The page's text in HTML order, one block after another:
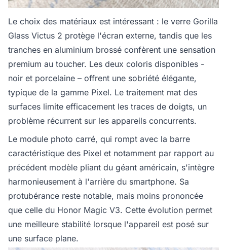
Le choix des matériaux est intéressant : le verre Gorilla
Glass Victus 2 protège l'écran externe, tandis que les
tranches en aluminium brossé confèrent une sensation
premium au toucher. Les deux coloris disponibles -
noir et porcelaine – offrent une sobriété élégante,
typique de la gamme Pixel. Le traitement mat des
surfaces limite efficacement les traces de doigts, un
problème récurrent sur les appareils concurrents.
Le module photo carré, qui rompt avec la barre
caractéristique des Pixel et notamment par rapport au
précédent modèle pliant du géant américain, s'intègre
harmonieusement à l'arrière du smartphone. Sa
protubérance reste notable, mais moins prononcée
que celle du Honor Magic V3. Cette évolution permet
une meilleure stabilité lorsque l'appareil est posé sur
une surface plane.